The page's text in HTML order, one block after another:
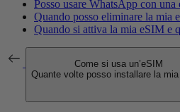
Posso usare WhatsApp con una
Quando posso eliminare la mia
Quando si attiva la mia eSIM e
Come si usa un’eSIM
Quante volte posso installare la